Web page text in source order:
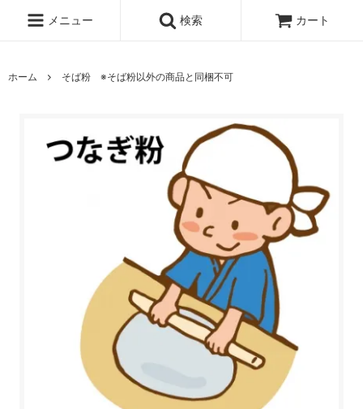
メニュー 検索 カート
ホーム そば粉 ※そば粉以外の商品と同梱不可